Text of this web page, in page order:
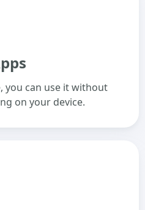
you can use it without
on your device.